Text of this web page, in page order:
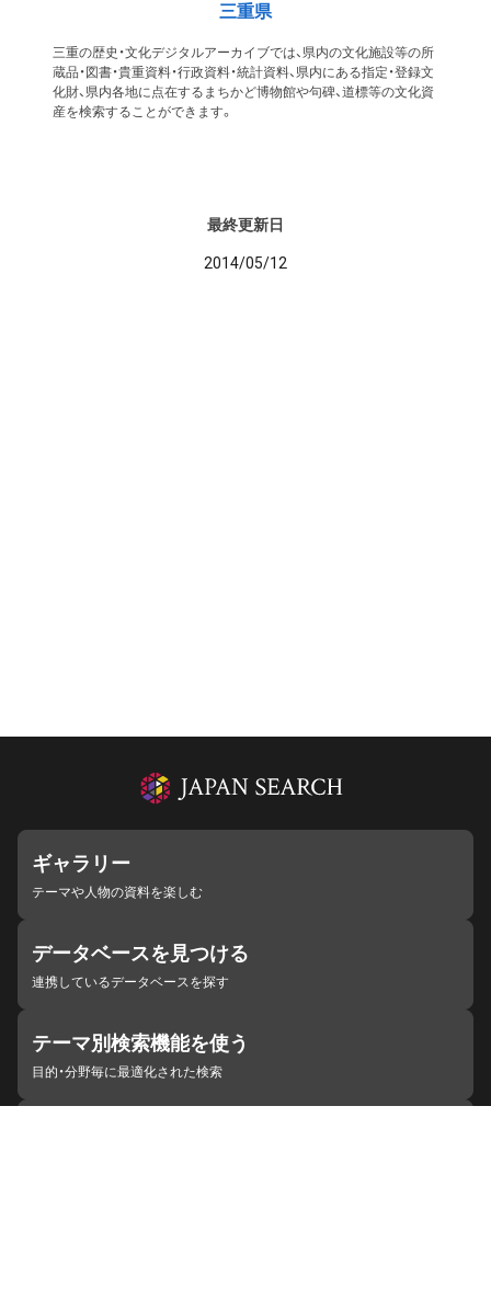
三重県
三重の歴史・文化デジタルアーカイブでは、県内の文化施設等の所
蔵品・図書・貴重資料・行政資料・統計資料、県内にある指定・登録文
化財、県内各地に点在するまちかど博物館や句碑、道標等の文化資
産を検索することができます。
最終更新日
2014/05/12
ギャラリー
テーマや人物の資料を楽しむ
データベースを見つける
連携しているデータベースを探す
テーマ別検索機能を使う
目的・分野毎に最適化された検索